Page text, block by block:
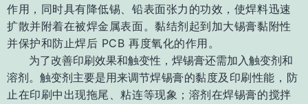
作用，同时具有降低锡、铅表面张力的功效，使焊料迅速
扩散并附着在被焊金属表面。黏结剂起到加大锡膏黏附性
并保护和防止焊后 PCB 再度氧化的作用。
为了改善印刷效果和触变性，焊锡膏还需加入触变剂和
溶剂。触变剂主要是用来调节焊锡膏的黏度及印刷性能，防
止在印刷中出现拖尾、粘连等现象； 溶剂在焊锡膏的搅拌